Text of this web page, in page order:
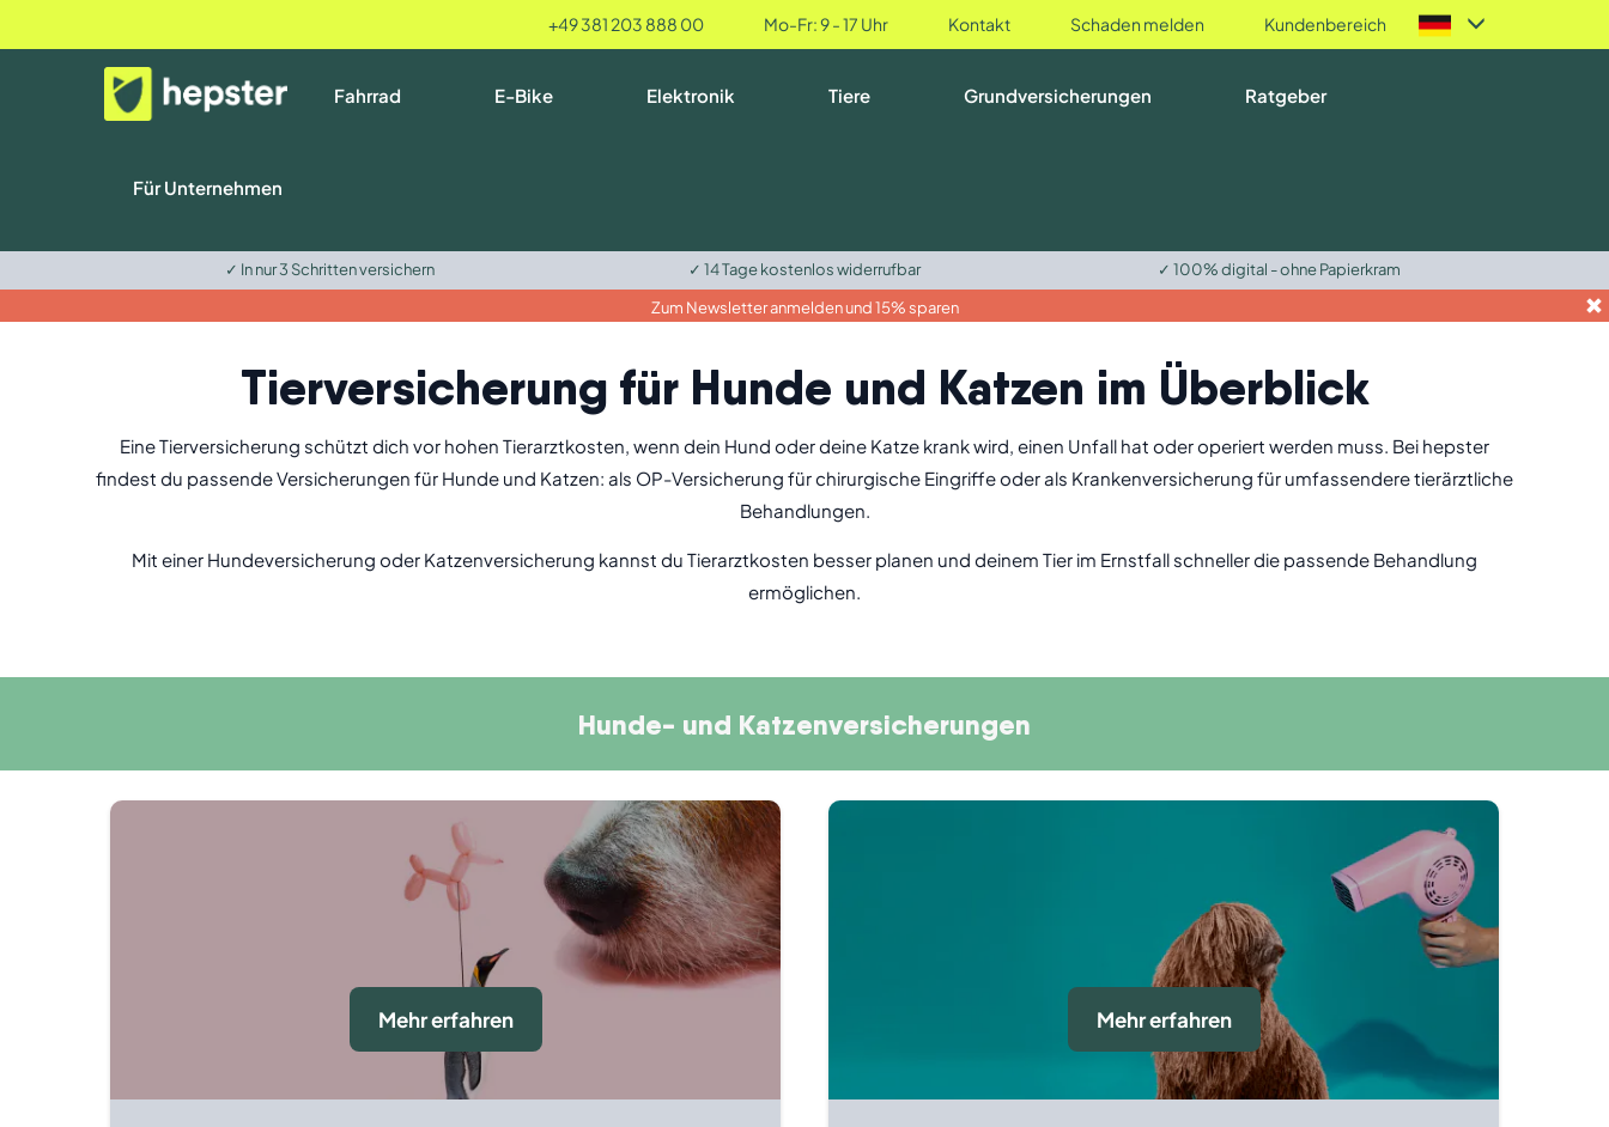
+49 381 203 888 00 Mo-Fr: 9 - 17 Uhr Kontakt Schaden melden Kundenbereich
Fahrrad E-Bike Elektronik Tiere Grundversicherungen Ratgeber
Für Unternehmen
✓ In nur 3 Schritten versichern ✓ 14 Tage kostenlos widerrufbar
✓ 100% digital - ohne Papierkram
Zum Newsletter anmelden und 15% sparen
Tierversicherung für Hunde und Katzen im Überblick
Eine Tierversicherung schützt dich vor hohen Tierarztkosten, wenn dein Hund oder deine Katze krank wird, einen Unfall hat oder operiert werden muss. Bei hepster
findest du passende Versicherungen für Hunde und Katzen: als OP-Versicherung für chirurgische Eingriffe oder als Krankenversicherung für umfassendere tierärztliche
Behandlungen.
Mit einer Hundeversicherung oder Katzenversicherung kannst du Tierarztkosten besser planen und deinem Tier im Ernstfall schneller die passende Behandlung
ermöglichen.
Hunde- und Katzenversicherungen
Mehr erfahren Mehr erfahren